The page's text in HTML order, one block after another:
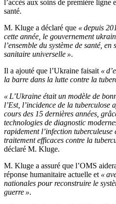
l’accès aux soins de première ligne
santé.
M. Kluge a déclaré que « depuis
cette année, le gouvernement
l’ensemble du système de santé,
sanitaire universelle ».
Il a ajouté que l’Ukraine faisait «
la barre dans la lutte contre la
« L’Ukraine était un modèle de
l’Est, l’incidence de la tuberculose
cours des 15 dernières années,
technologies de diagnostic
rapidement l’infection tuberculeuse
traitement efficaces contre la
déclaré M. Kluge.
M. Kluge a assuré que l’OMS
réponse humanitaire actuelle et «
nationales pour reconstruire le
guerre ».